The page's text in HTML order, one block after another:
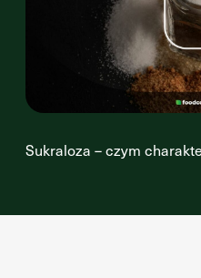
Sukraloza – czym